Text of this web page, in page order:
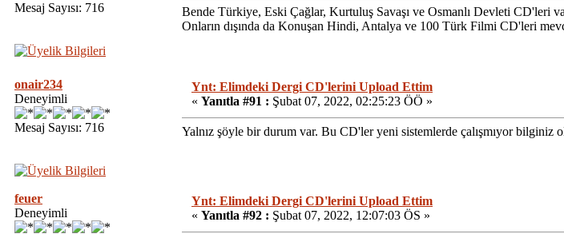
Mesaj Sayısı: 716
Bende Türkiye, Eski Çağlar, Kurtuluş Savaşı ve Osmanlı Devleti CD'leri
Onların dışında da Konuşan Hindi, Antalya ve 100 Türk Filmi CD'leri
onair234
Deneyimli
Mesaj Sayısı: 716
Ynt: Elimdeki Dergi CD'lerini Upload Ettim
« Yanıtla #91 : Şubat 07, 2022, 02:25:23 ÖÖ »
Yalnız şöyle bir durum var. Bu CD'ler yeni sistemlerde çalışmıyor bilginiz
feuer
Deneyimli
Ynt: Elimdeki Dergi CD'lerini Upload Ettim
« Yanıtla #92 : Şubat 07, 2022, 12:07:03 ÖS »